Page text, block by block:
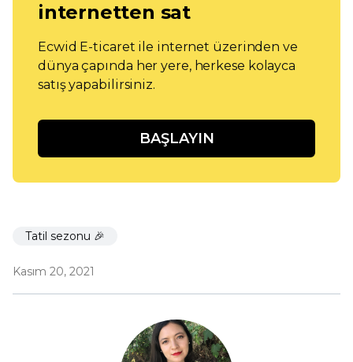
internetten sat
Ecwid E-ticaret ile internet üzerinden ve
dünya çapında her yere, herkese kolayca
satış yapabilirsiniz.
BAŞLAYIN
Tatil sezonu 🎉
Kasım 20, 2021